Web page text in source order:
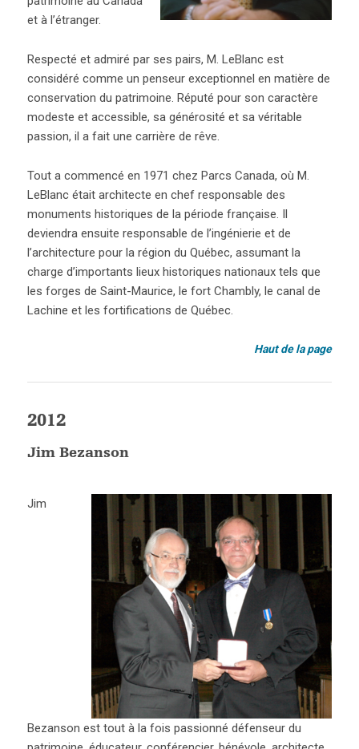
et à l’étranger.
Respecté et admiré par ses pairs, M. LeBlanc est
considéré comme un penseur exceptionnel en matière de
conservation du patrimoine. Réputé pour son caractère
modeste et accessible, sa générosité et sa véritable
passion, il a fait une carrière de rêve.
Tout a commencé en 1971 chez Parcs Canada, où M.
LeBlanc était architecte en chef responsable des
monuments historiques de la période française. Il
deviendra ensuite responsable de l’ingénierie et de
l’architecture pour la région du Québec, assumant la
charge d’importants lieux historiques nationaux tels que
les forges de Saint-Maurice, le fort Chambly, le canal de
Lachine et les fortifications de Québec.
Haut de la page
2012
Jim Bezanson
Jim
Bezanson est tout à la fois passionné défenseur du